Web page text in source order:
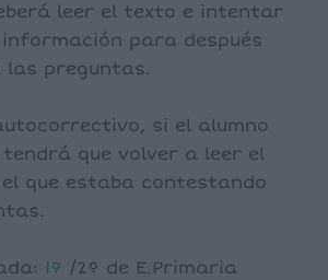
leer el texto e intentar
para después
preguntas.
si el alumno
tendrá que volver a leer el
que estaba contestando
1º /2º de E.Primaria